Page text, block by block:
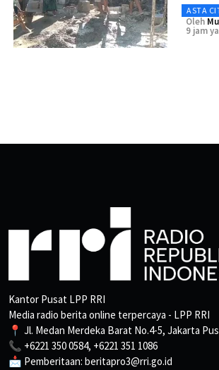
ASTA
Oleh
9 jam
Kantor Pusat LPP RRI
Media radio berita online terpercaya - LPP RRI
📍 Jl. Medan Merdeka Barat No.4-5, Jakarta
📞 +6221 350 0584, +6221 351 1086
📩 Pemberitaan: beritapro3@rri.go.id